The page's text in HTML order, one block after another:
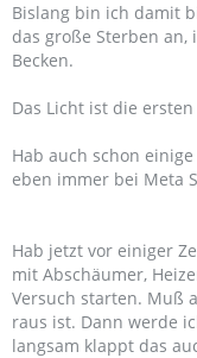
Bislang bin ich damit
das große Sterben
Becken.
Das Licht ist die
Hab auch schon
eben immer bei Meta
Hab jetzt vor einiger
mit Abschäumer,
Versuch starten. Muß
raus ist. Dann werde
langsam klappt das